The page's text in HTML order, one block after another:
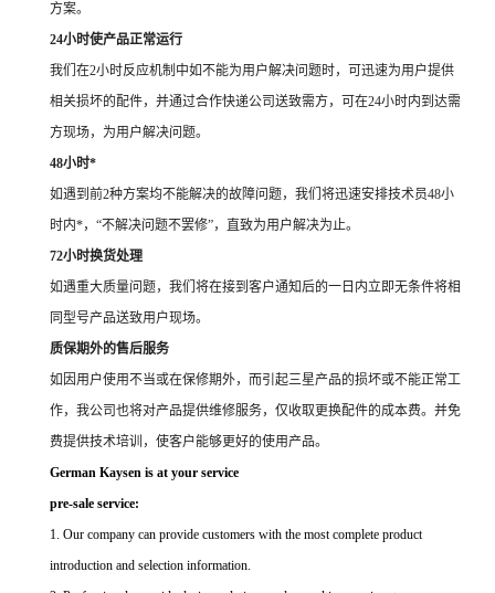
方案。
24小时使产品正常运行
我们在2小时反应机制中如不能为用户解决问题时，可迅速为用户提供
相关损坏的配件，并通过合作快递公司送致需方，可在24小时内到达需
方现场，为用户解决问题。
48小时*
如遇到前2种方案均不能解决的故障问题，我们将迅速安排技术员48小
时内*，“不解决问题不罢修”，直致为用户解决为止。
72小时换货处理
如遇重大质量问题，我们将在接到客户通知后的一日内立即无条件将相
同型号产品送致用户现场。
质保期外的售后服务
如因用户使用不当或在保修期外，而引起三星产品的损坏或不能正常工
作，我公司也将对产品提供维修服务，仅收取更换配件的成本费。并免
费提供技术培训，使客户能够更好的使用产品。
German Kaysen is at your service
pre-sale service:
1. Our company can provide customers with the most complete product
introduction and selection information.